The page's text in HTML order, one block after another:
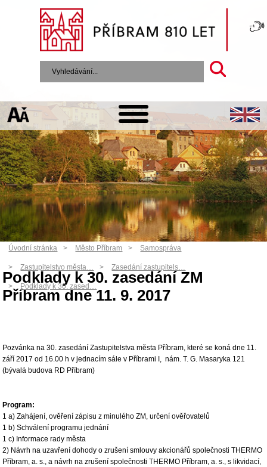
Úvodní stránka Město Příbram Samospráva
Zastupitelstvo města… Zasedání zastupitels…
Podklady k 30. zased…
Podklady k 30. zasedání ZM
Příbram dne 11. 9. 2017
Pozvánka na 30. zasedání Zastupitelstva města Příbram, které se koná dne 11.
září 2017 od 16.00 h v jednacím sále v Příbrami I, nám. T. G. Masaryka 121
(bývalá budova RD Příbram)
Program:
1 a) Zahájení, ověření zápisu z minulého ZM, určení ověřovatelů
1 b) Schválení programu jednání
1 c) Informace rady města
2) Návrh na uzavření dohody o zrušení smlouvy akcionářů společnosti THERMO
Příbram, a. s., a návrh na zrušení společnosti THERMO Příbram, a. s., s likvidací,